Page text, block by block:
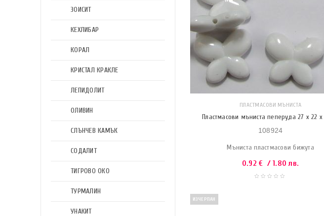
ЗОИСИТ
КЕХЛИБАР
КОРАЛ
КРИСТАЛ КРАКЛЕ
ЛЕПИДОЛИТ
ОЛИВИН
СЛЪНЧЕВ КАМЪК
СОДАЛИТ
ТИГРОВО ОКО
ТУРМАЛИН
УНАКИТ
ПЛАСТМАСОВИ МЪНИСТА
Пластмасови мъниста пеперуда 27 x 22 x
108924
Мъниста пластмасови бижута
0.92€ / 1.80 лв.
ИЗЧЕРПАН